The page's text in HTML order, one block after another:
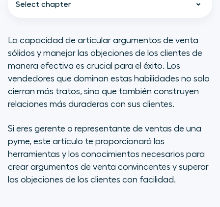
Select chapter
¿Qué son los argumentos de
venta?
Componentes de un argumento de
Argumentos de venta para las
objeciones de los clientes
Del argumento de venta al cierre
La capacidad de articular argumentos de venta
sólidos y manejar las objeciones de los clientes de
manera efectiva es crucial para el éxito. Los
vendedores que dominan estas habilidades no solo
cierran más tratos, sino que también construyen
relaciones más duraderas con sus clientes.
Si eres gerente o representante de ventas de una
pyme, este artículo te proporcionará las
herramientas y los conocimientos necesarios para
crear argumentos de venta convincentes y superar
las objeciones de los clientes con facilidad.